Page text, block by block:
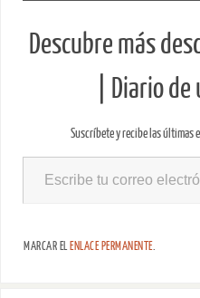
Descubre más
| Diario
Suscríbete y recibe las últimas
MARCAR EL ENLACE PERMANENTE.